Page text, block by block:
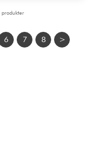
produkter
6 7 8 >